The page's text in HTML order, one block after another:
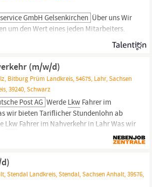
GmbH Gelsenkirchen Über uns Wir
um den Wert eines jeden Mitarbeiters.
persönlich und auch deutschlandweit
Dir eine faire Bezahlung für attraktive
und flexibel. Wir suchen ab
LKWFahrer (m/w/d). Dein Profil: Gültiger
(m/w/d)
Bitburg Prüm Landkreis, 54675, Lahr, Sachsen
39240, Schwarz
Post AG Werde Lkw Fahrer im
wir bieten Tariflicher Stundenlohn ab
Lkw Fahrer im Nahverkehr in Lahr Was wir
ab 19,02 € inkl. 50%
Arbeitsmarktzulage + 25%
ab 20:00 Uhr (bis 6:00 Uhr) Weitere
Stendal Landkreis, Stendal, Sachsen Anhalt, 39576,